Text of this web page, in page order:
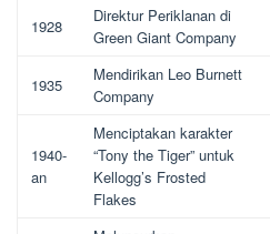
1928
Direktur Periklanan di
Green Giant Company
1935
Mendirikan Leo Burnett
Company
1940-
an
Menciptakan karakter
“Tony the Tiger” untuk
Kellogg’s Frosted
Flakes